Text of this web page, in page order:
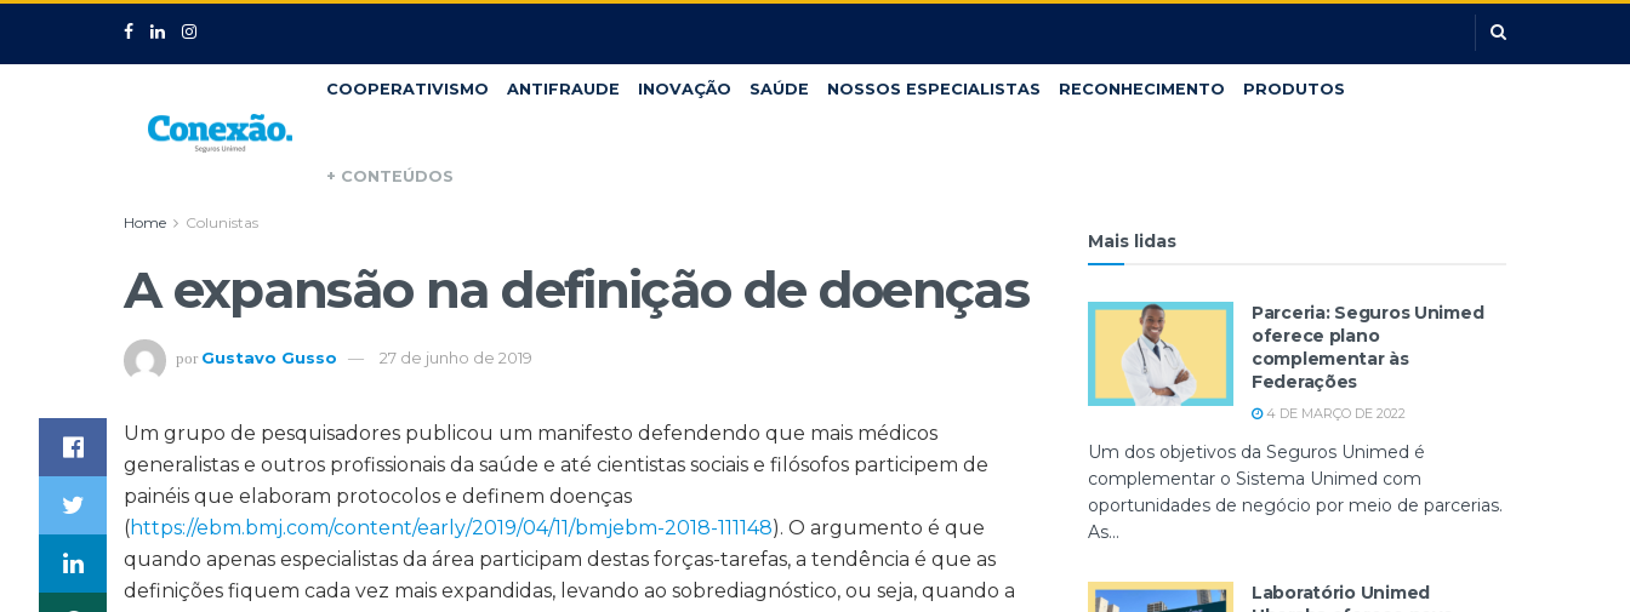
COOPERATIVISMO ANTIFRAUDE INOVAÇÃO SAÚDE NOSSOS ESPECIALISTAS RECONHECIMENTO PRODUTOS
+ CONTEÚDOS
Home Colunistas
A expansão na definição de doenças
por Gustavo Gusso 27 de junho de 2019
Um grupo de pesquisadores publicou um manifesto defendendo que mais médicos
generalistas e outros profissionais da saúde e até cientistas sociais e filósofos participem de
painéis que elaboram protocolos e definem doenças
(https://ebm.bmj.com/content/early/2019/04/11/bmjebm-2018-111148). O argumento é que
quando apenas especialistas da área participam destas forças-tarefas, a tendência é que as
definições fiquem cada vez mais expandidas, levando ao sobrediagnóstico, ou seja, quando a
Mais lidas
Parceria: Seguros Unimed
oferece plano
complementar às
Federações
4 DE MARÇO DE 2022
Um dos objetivos da Seguros Unimed é
complementar o Sistema Unimed com
oportunidades de negócio por meio de parcerias.
As...
Laboratório Unimed